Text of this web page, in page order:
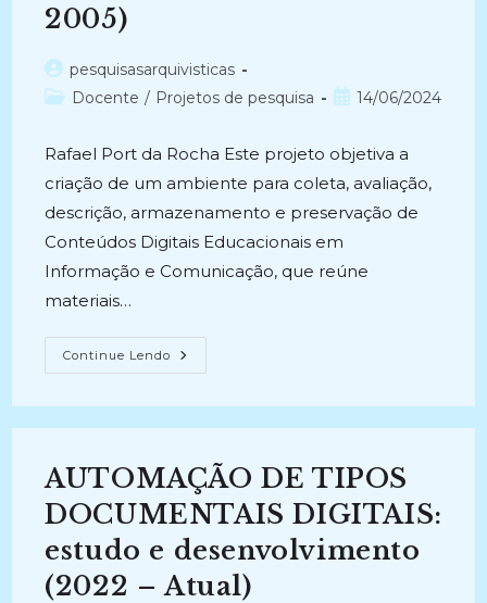
2005)
Autor
do
pesquisasarquivisticas
Categoria
Docente / Projetos de pesquisa
Post14/06/2024
Rafael Port da Rocha Este projeto objetiva a
criação de um ambiente para coleta, avaliação,
descrição, armazenamento e preservação de
Conteúdos Digitais Educacionais em
Informação e Comunicação, que reúne
materiais…
Continue Lendo CONTEÚDOS
DIGITAIS
E
(2003-
2005)
AUTOMAÇÃO DE TIPOS
DOCUMENTAIS DIGITAIS:
estudo e desenvolvimento
(2022 – Atual)